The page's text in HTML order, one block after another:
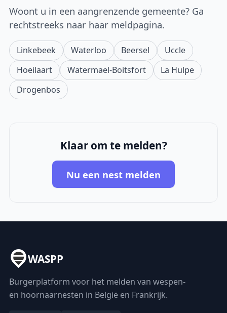
Woont u in een aangrenzende gemeente? Ga
rechtstreeks naar haar meldpagina.
Linkebeek Waterloo Beersel
Uccle
Hoeilaart
Watermael-Boitsfort
La Hulpe
Drogenbos
Klaar om te melden?
Nu een nest melden
WASPP
Burgerplatform voor het melden van wespen-
en hoornaarnesten in België en Frankrijk.